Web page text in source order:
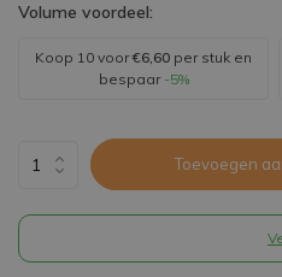
Volume voordeel:
Koop 10 voor€6,60 per stuk en
bespaar -5%
Toevoegen